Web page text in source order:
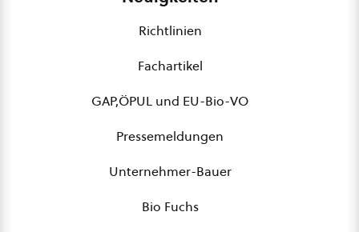
Richtlinien
Fachartikel
GAP,ÖPUL und EU-Bio-VO
Pressemeldungen
Unternehmer-Bauer
Bio Fuchs